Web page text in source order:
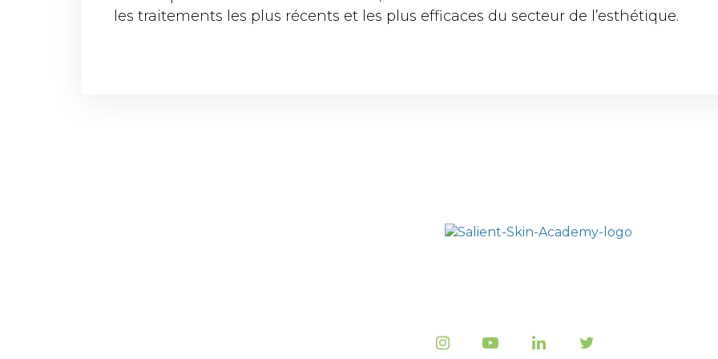
les traitements les plus récents et les plus efficaces du secteur de l’esthétique.